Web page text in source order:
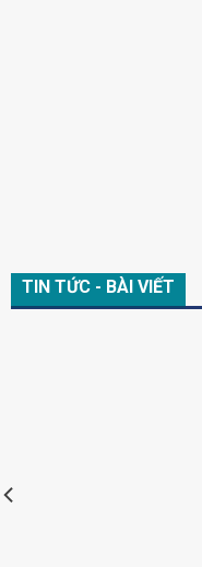
TIN TỨC - BÀI VIẾT